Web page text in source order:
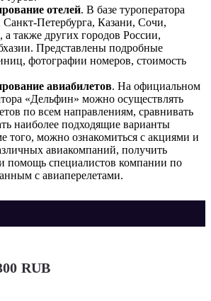
отелей. В базе туроператора
Санкт-Петербурга, Казани, Сочи,
а также других городов России,
Представлены подробные
фотографии номеров, стоимость
авиабилетов. На официальном
«Дельфин» можно осуществлять
по всем направлениям, сравнивать
наиболее подходящие варианты
того, можно ознакомиться с акциями и
авиакомпаний, получить
и помощь специалистов компании по
с авиаперелетами.
RUB